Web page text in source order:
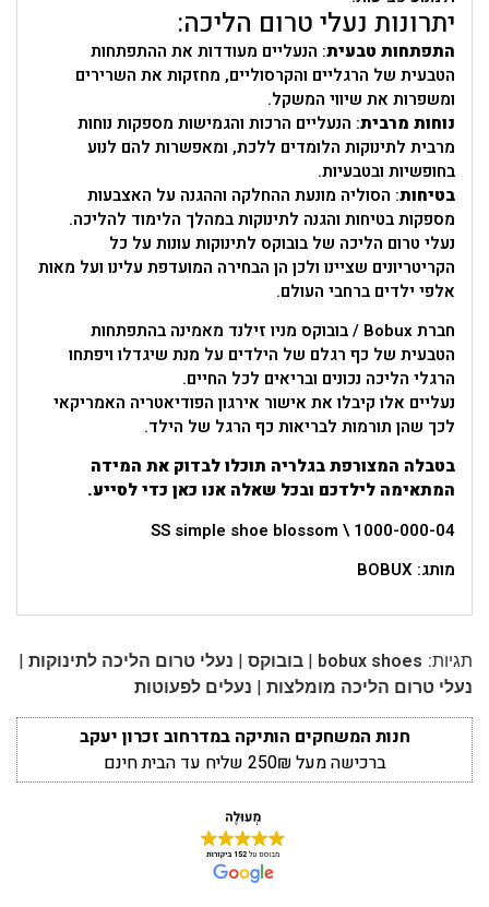
יתרונות נעלי טרום הליכה:
התפתחות טבעית: הנעליים מעודדות את ההתפתחות
הטבעית של הרגליים והקרסוליים, מחזקות את השרירים
ומשפרות את שיווי המשקל.
נוחות מרבית: הנעליים הרכות והגמישות מספקות נוחות
מרבית לתינוקות הלומדים ללכת, ומאפשרות להם לנוע
בחופשיות ובטבעיות.
בטיחות: הסוליה מונעת ההחלקה וההגנה על האצבעות
מספקות בטיחות והגנה לתינוקות במהלך הלימוד להליכה.
נעלי טרום הליכה של בובוקס לתינוקות עונות על כל
הקריטריונים שציינו ולכן הן הבחירה המועדפת עלינו ועל מאות
אלפי ילדים ברחבי העולם.
חברת Bobux / בובוקס מניו זילנד מאמינה בהתפתחות
הטבעית של כף רגלם של הילדים על מנת שיגדלו ויפתחו
הרגלי הליכה נכונים ובריאים לכל החיים.
נעליים אלו קיבלו את אישור אירגון הפודיאטריה האמריקאי
לכך שהן תורמות לבריאות כף הרגל של הילד.
בטבלה המצורפת בגלריה תוכלו לבדוק את המידה
המתאימה לילדכם ובכל שאלה אנו כאן כדי לסייע.
SS simple shoe blossom \ 1000-000-04
מותג: BOBUX
תגיות: bobux shoes
| בובוקס | נעלי טרום הליכה לתינוקות |
נעלי טרום הליכה מומלצות | נעלים לפעוטות
חנות המשחקים הותיקה במדרחוב זכרון יעקב
ברכישה מעל 250₪ שליח עד הבית חינם